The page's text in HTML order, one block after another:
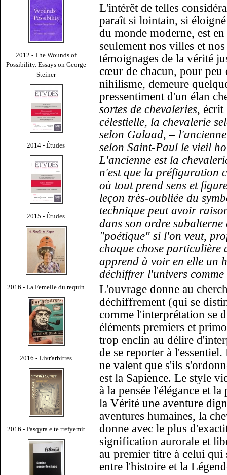
2012 - The Wounds of
Possibility. Essays on George
Steiner
2014 - Études
2015 - Études
2016 - La Femelle du requin
2016 - Livr'arbitres
2016 - Pasqyra e te rrefyemit
L'intérêt de telles
paraît si lointain, si
du monde moderne, est
seulement nos villes et
témoignages de la vérité
cœur de chacun, pour peu
nihilisme, demeure
pressentiment d'un élan
sortes de chevaleries, écrit
célestielle, la chevalerie
selon Galaad, –
selon Saint-Paul le vieil
L'ancienne est la
n'est que la préfiguration
où tout prend sens et
leçon très-oubliée du
technique peut avoir
dans son ordre subalterne
"poétique" si l'on veut,
chaque chose particulière
apprend à voir en elle un
déchiffrer l'univers
L'ouvrage donne au
déchiffrement (qui se
comme l'interprétation se
éléments premiers et
trop enclin au délire
de se reporter à
ne valent que s'ils
est la Sapience. Le style
à la pensée l'élégance et
la Vérité une aventure
aventures humaines, la
donne avec le plus
signification aurorale et
au premier titre à celui qui
entre l'histoire et la